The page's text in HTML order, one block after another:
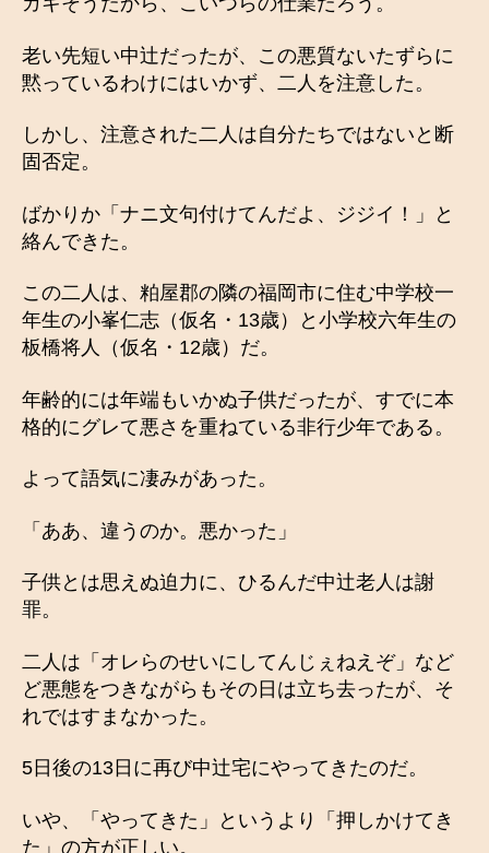
老い先短い中辻だったが、この悪質ないたずらに
黙っているわけにはいかず、二人を注意した。
しかし、注意された二人は自分たちではないと断
固否定。
ばかりか「ナニ文句付けてんだよ、ジジイ！」と
絡んできた。
この二人は、粕屋郡の隣の福岡市に住む中学校一
年生の小峯仁志（仮名・13歳）と小学校六年生の
板橋将人（仮名・12歳）だ。
年齢的には年端もいかぬ子供だったが、すでに本
格的にグレて悪さを重ねている非行少年である。
よって語気に凄みがあった。
「ああ、違うのか。悪かった」
子供とは思えぬ迫力に、ひるんだ中辻老人は謝
罪。
二人は「オレらのせいにしてんじぇねえぞ」など
ど悪態をつきながらもその日は立ち去ったが、そ
れではすまなかった。
5日後の13日に再び中辻宅にやってきたのだ。
いや、「やってきた」というより「押しかけてき
た」の方が正しい。